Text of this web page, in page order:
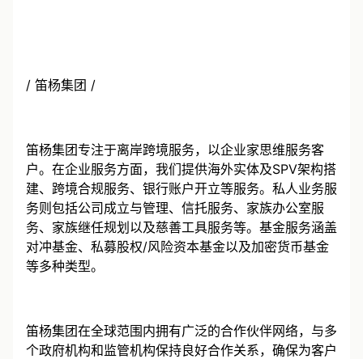
/ 笛杨集团 /
笛杨集团专注于离岸跨境服务，以企业家思维服务客
户。在企业服务方面，我们提供海外实体及SPV架构搭
建、跨境合规服务、银行账户开立等服务。私人业务服
务则包括公司成立与管理、信托服务、家族办公室服
务、家族继任规划以及慈善工具服务等。基金服务涵盖
对冲基金、私募股权/风险资本基金以及加密货币基金
等多种类型。
笛杨集团在全球范围内拥有广泛的合作伙伴网络，与多
个政府机构和监管机构保持良好合作关系，确保为客户